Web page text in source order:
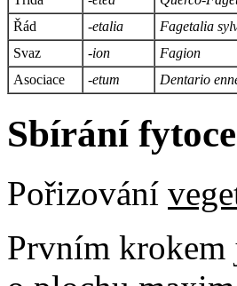
Řád
-etalia Fagetalia
Svaz
-ion Fagion
Asociace
-etum Dentario
Sbírání
Pořizování
Prvním